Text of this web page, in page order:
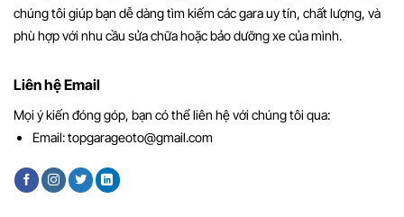
chúng tôi giúp bạn dễ dàng tìm kiếm các gara uy tín, chất lượng, và
phù hợp với nhu cầu sửa chữa hoặc bảo dưỡng xe của mình.
Liên hệ Email
Mọi ý kiến đóng góp, bạn có thể liên hệ với chúng tôi qua:
Email:topgarageoto@gmail.com